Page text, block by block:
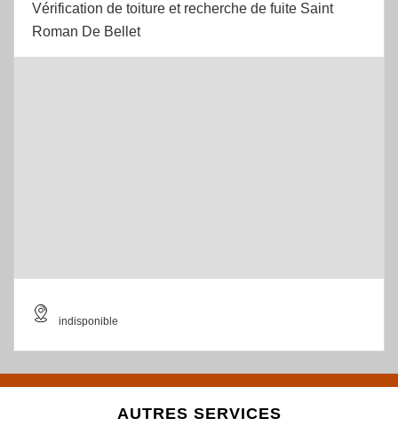
Vérification de toiture et recherche de fuite Saint
Roman De Bellet
indisponible
AUTRES SERVICES